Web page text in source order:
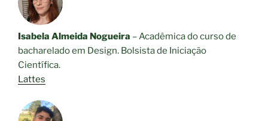
Isabela Almeida Nogueira – Acadêmica do curso de
bacharelado em Design. Bolsista de Iniciação
Científica.
Lattes